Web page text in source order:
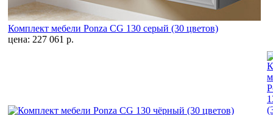
Комплект мебели Ponza CG 130 серый (30 цветов)
цена: 227 061 р.